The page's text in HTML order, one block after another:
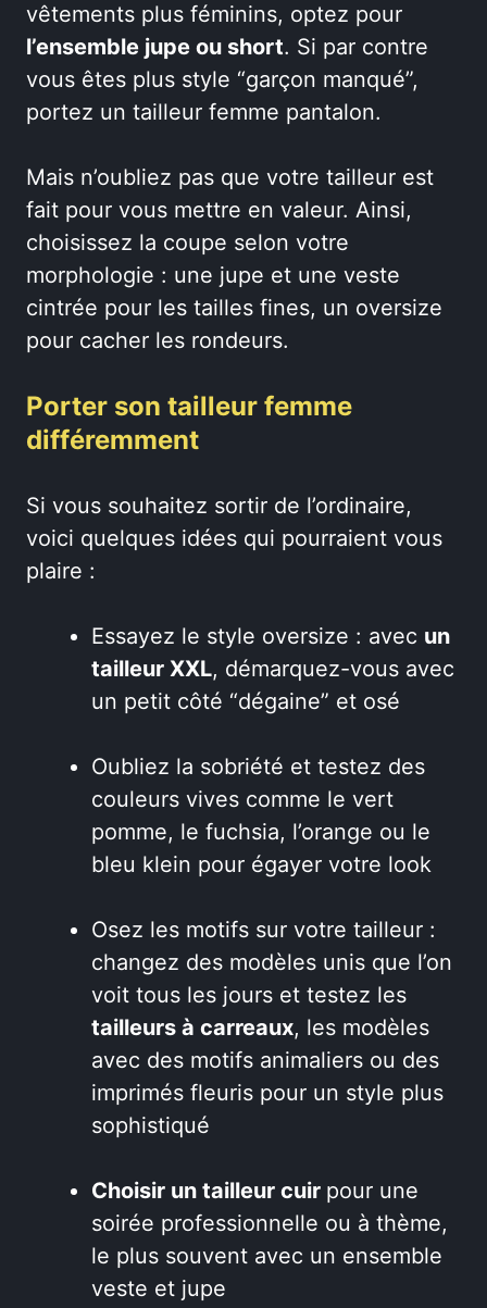
vêtements plus féminins, optez pour
l’ensemble jupe ou short. Si par contre
vous êtes plus style “garçon manqué”,
portez un tailleur femme pantalon.
Mais n’oubliez pas que votre tailleur est
fait pour vous mettre en valeur. Ainsi,
choisissez la coupe selon votre
morphologie : une jupe et une veste
cintrée pour les tailles fines, un oversize
pour cacher les rondeurs.
Porter son tailleur femme
différemment
Si vous souhaitez sortir de l’ordinaire,
voici quelques idées qui pourraient vous
plaire :
Essayez le style oversize : avec un
tailleur XXL, démarquez-vous avec
un petit côté “dégaine” et osé
Oubliez la sobriété et testez des
couleurs vives comme le vert
pomme, le fuchsia, l’orange ou le
bleu klein pour égayer votre look
Osez les motifs sur votre tailleur :
changez des modèles unis que l’on
voit tous les jours et testez les
tailleurs à carreaux, les modèles
avec des motifs animaliers ou des
imprimés fleuris pour un style plus
sophistiqué
Choisir un tailleur cuir pour une
soirée professionnelle ou à thème,
le plus souvent avec un ensemble
veste et jupe